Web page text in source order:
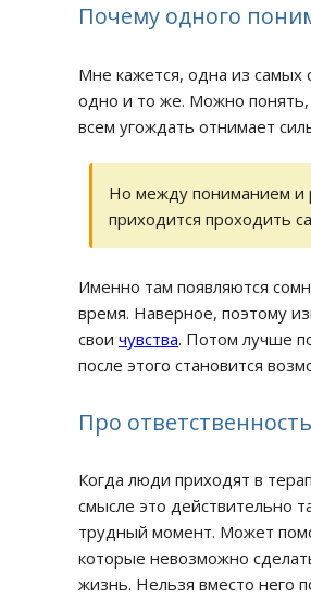
Почему одного
Мне кажется, одна из самых
одно и то же. Можно
всем угождать отнимает
Но между пониманием и
приходится проходить
Именно там появляются
время. Наверное, поэтому
свои чувства. Потом лучше
после этого становится
Про ответственность
Когда люди приходят в
смысле это действительно
трудный момент. Может
которые невозможно
жизнь. Нельзя вместо него